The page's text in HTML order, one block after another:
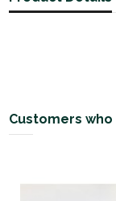
Customers